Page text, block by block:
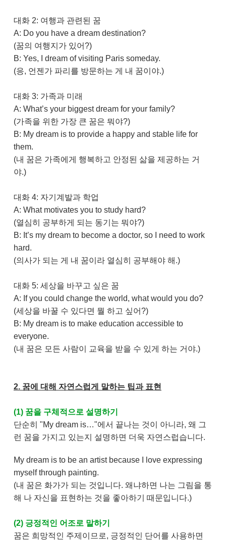
대화 2: 여행과 관련된 꿈
A: Do you have a dream destination?
(꿈의 여행지가 있어?)
B: Yes, I dream of visiting Paris someday.
(응, 언젠가 파리를 방문하는 게 내 꿈이야.)
대화 3: 가족과 미래
A: What’s your biggest dream for your family?
(가족을 위한 가장 큰 꿈은 뭐야?)
B: My dream is to provide a happy and stable life for
them.
(내 꿈은 가족에게 행복하고 안정된 삶을 제공하는 거
야.)
대화 4: 자기계발과 학업
A: What motivates you to study hard?
(열심히 공부하게 되는 동기는 뭐야?)
B: It’s my dream to become a doctor, so I need to work
hard.
(의사가 되는 게 내 꿈이라 열심히 공부해야 해.)
대화 5: 세상을 바꾸고 싶은 꿈
A: If you could change the world, what would you do?
(세상을 바꿀 수 있다면 뭘 하고 싶어?)
B: My dream is to make education accessible to
everyone.
(내 꿈은 모든 사람이 교육을 받을 수 있게 하는 거야.)
2. 꿈에 대해 자연스럽게 말하는 팁과 표현
(1) 꿈을 구체적으로 설명하기
단순히 "My dream is…"에서 끝나는 것이 아니라, 왜 그
런 꿈을 가지고 있는지 설명하면 더욱 자연스럽습니다.
My dream is to be an artist because I love expressing
myself through painting.
(내 꿈은 화가가 되는 것입니다. 왜냐하면 나는 그림을 통
해 나 자신을 표현하는 것을 좋아하기 때문입니다.)
(2) 긍정적인 어조로 말하기
꿈은 희망적인 주제이므로, 긍정적인 단어를 사용하면